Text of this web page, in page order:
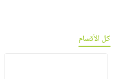
كل الأقسام